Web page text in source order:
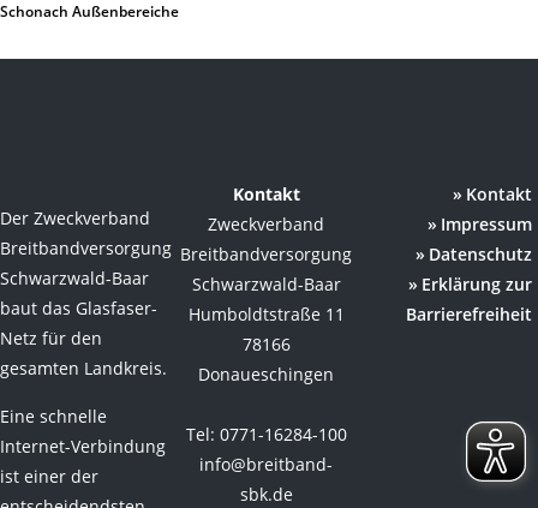
Schonach Außenbereiche
Der Zweckverband
Breitbandversorgung
Schwarzwald-Baar
baut das Glasfaser-
Netz für den
gesamten Landkreis.
Eine schnelle
Internet-Verbindung
ist einer der
Kontakt
Zweckverband
Breitbandversorgung
Schwarzwald-Baar
Humboldtstraße 11
78166
Donaueschingen
Tel: 0771-16284-100
info@breitband-
sbk.de
Kontakt
Impressum
Datenschutz
Erklärung zur
Barrierefreiheit